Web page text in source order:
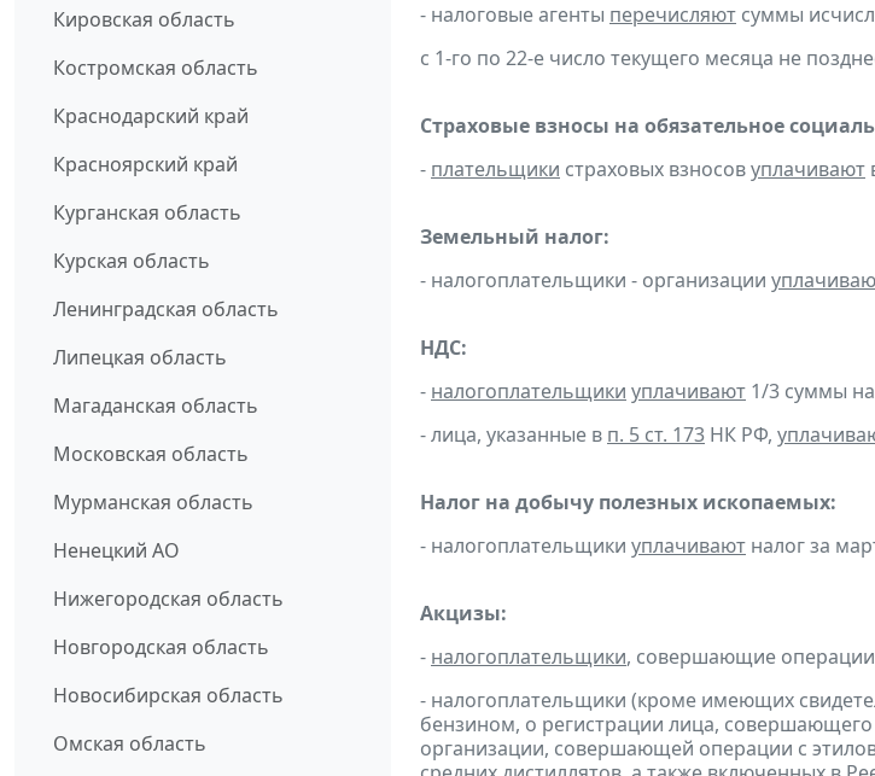
Кировская область
Костромская область
Краснодарский край
Красноярский край
Курганская область
Курская область
Ленинградская область
Липецкая область
Магаданская область
Московская область
Мурманская область
Ненецкий АО
Нижегородская область
Новгородская область
Новосибирская область
Омская область
- налоговые агенты перечисляют суммы
с 1-го по 22-е число текущего месяца не
Страховые взносы на обязательное
- плательщики страховых взносовуплачивают
Земельный налог:
- налогоплательщики - организации
НДС:
- налогоплательщики уплачивают 1/3 суммы
- лица, указанные в п. 5 ст. 173 НК РФ,
Налог на добычу полезных ископаемых:
- налогоплательщики уплачивают налог за
Акцизы:
- налогоплательщики, совершающие
- налогоплательщики (кроме имеющих
бензином, о регистрации лица,
организации, совершающей операции с